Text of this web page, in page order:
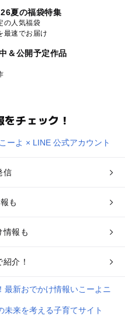
夏の福袋特集
の人気福袋
最速でお届け
＆公開予定作品
チェック！
信
も
情報も
介！